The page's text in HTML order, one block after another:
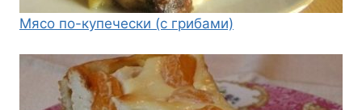
Мясо по-купечески (с грибами)